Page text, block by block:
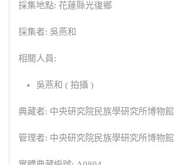
採集地點: 花蓮縣光復鄉
採集者: 吳燕和
相關人員:
吳燕和 ( 拍攝 )
典藏者: 中央研究院民族學研究所博物館
管理者: 中央研究院民族學研究所博物館